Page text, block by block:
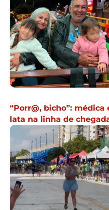
“Porr@, bicho”:
lata na linha de